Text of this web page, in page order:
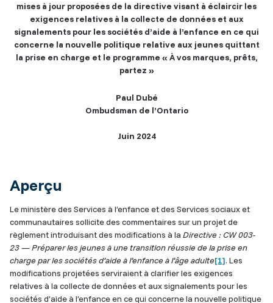
mises à jour proposées de la directive visant à éclaircir les
exigences relatives à la collecte de données et aux
signalements pour les sociétés d’aide à l’enfance en ce qui
concerne la nouvelle politique relative aux jeunes quittant
la prise en charge et le programme « À vos marques, prêts,
partez »
Paul Dubé
Ombudsman de l’Ontario
Juin 2024
Aperçu
Le ministère des Services à l’enfance et des Services sociaux et
communautaires sollicite des commentaires sur un projet de
règlement introduisant des modifications à la Directive : CW 003-
23 — Préparer les jeunes à une transition réussie de la prise en
charge par les sociétés d’aide à l’enfance à l’âge adulte[1]. Les
modifications projetées serviraient à clarifier les exigences
relatives à la collecte de données et aux signalements pour les
sociétés d’aide à l’enfance en ce qui concerne la nouvelle politique